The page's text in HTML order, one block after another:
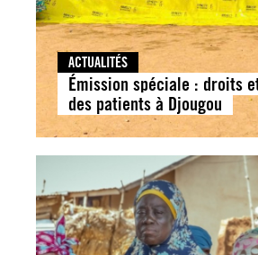
ACTUALITÉS
Émission spéciale : droits
des patients à Djougou